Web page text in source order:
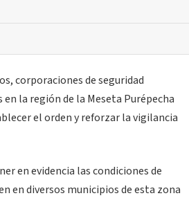
corporaciones de seguridad
la región de la Meseta Purépecha
el orden y reforzar la vigilancia
en evidencia las condiciones de
en diversos municipios de esta zona